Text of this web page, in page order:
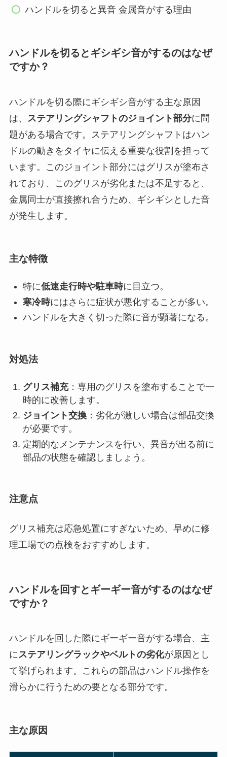
ハンドルを切ると異音 金属音がする理由
ハンドルを切るとギシギシ音がするのはなぜ
ですか？
ハンドルを切る際にギシギシ音がする主な原因
は、
ステアリングシャフトのジョイント部分に問
題がある場合です。ステアリングシャフトはハン
ドルの動きをタイヤに伝える重要な役割を担って
います。このジョイント部分にはグリスが塗布さ
れており、このグリスが劣化または不足すると、
金属同士が直接擦れ合うため、ギシギシとした音
が発生します。
主な特徴
特に低速走行時や駐車時に目立つ。
寒冷時にはさらに症状が悪化することが多い。
ハンドルを大きく切った際に音が顕著になる。
対処法
グリス補充：専用のグリスを塗布することで一
時的に改善します。
ジョイント交換：劣化が激しい場合は部品交換
が必要です。
定期的なメンテナンスを行い、異音が出る前に
部品の状態を確認しましょう。
注意点
グリス補充は応急処置にすぎないため、早めに修
理工場での点検をおすすめします。
ハンドルを回すとギーギー音がするのはなぜ
ですか？
ハンドルを回した際にギーギー音がする場合、主
にステアリングラックやベルトの劣化が原因とし
て挙げられます。これらの部品はハンドル操作を
滑らかに行うための要となる部分です。
主な原因